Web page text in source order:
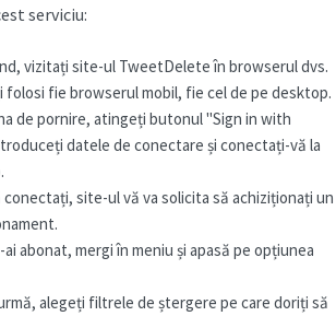
serviciu:
vizitați site-ul TweetDelete în browserul dvs.
folosi fie browserul mobil, fie cel de pe desktop.
de pornire, atingeți butonul "Sign in with
datele de conectare și conectați-vă la
conectați, site-ul vă va solicita să achiziționați un
abonat, mergi în meniu și apasă pe opțiunea
alegeți filtrele de ștergere pe care doriți să